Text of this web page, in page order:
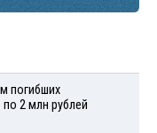
погибших
2 млн рублей